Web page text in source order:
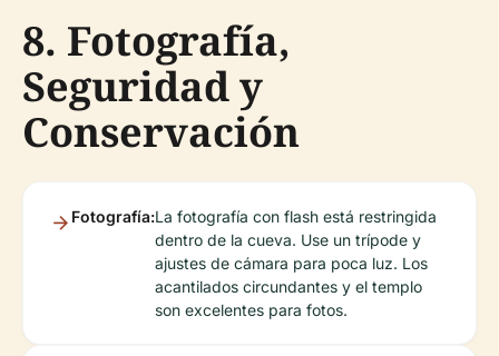
8. Fotografía,
Seguridad y
Conservación
Fotografía:La fotografía con flash está restringida
dentro de la cueva. Use un trípode y
ajustes de cámara para poca luz. Los
acantilados circundantes y el templo
son excelentes para fotos.